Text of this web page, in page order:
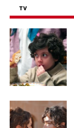
TV